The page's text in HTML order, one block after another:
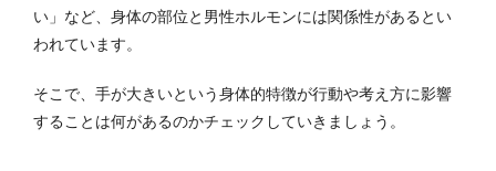
い」など、身体の部位と男性ホルモンには関係性があるとい
われています。
そこで、手が大きいという身体的特徴が行動や考え方に影響
することは何があるのかチェックしていきましょう。